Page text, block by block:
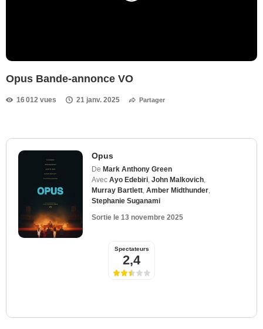
Opus Bande-annonce VO
16 012 vues 21 janv. 2025 Partager
Opus
De Mark Anthony Green
Avec Ayo Edebiri John Malkovich
Murray Bartlett Amber Midthunder
Stephanie Suganami
Sortie le 13 novembre 2025
Spectateurs
2,4